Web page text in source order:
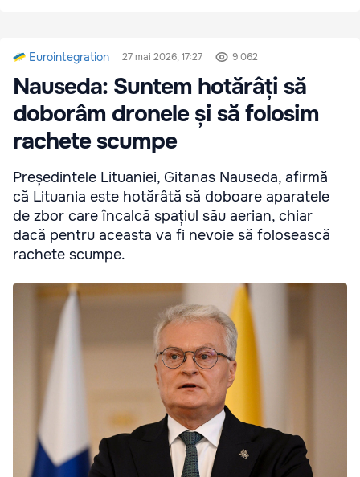
Eurointegration 27 mai 2026, 17:27 9 062
Nauseda: Suntem hotărâți să
doborâm dronele și să folosim
rachete scumpe
Președintele Lituaniei, Gitanas Nauseda, afirmă
că Lituania este hotărâtă să doboare aparatele
de zbor care încalcă spațiul său aerian, chiar
dacă pentru aceasta va fi nevoie să folosească
rachete scumpe.